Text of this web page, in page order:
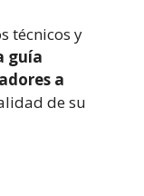
técnicos y
guía
a
de su